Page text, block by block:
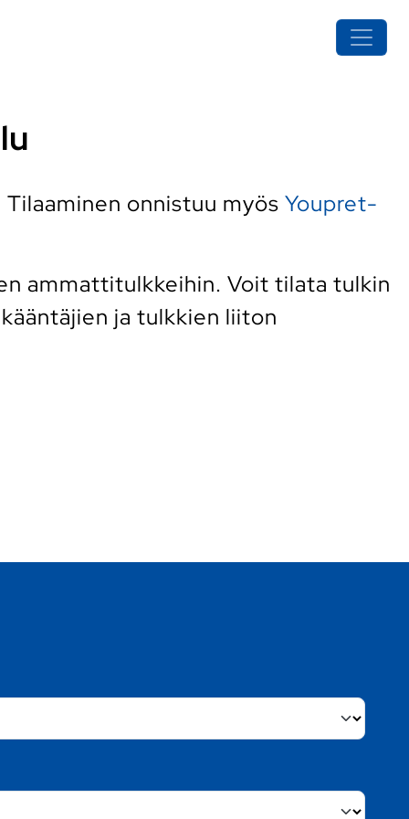
Tilaaminen onnistuu myös Youpret-
ammattitulkkeihin. Voit tilata tulkin
ja tulkkien liiton